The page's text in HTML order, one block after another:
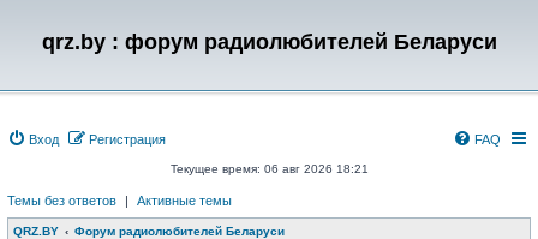
qrz.by : форум радиолюбителей Беларуси
Вход Регистрация FAQ
Текущее время: 06 авг 2026 18:21
Темы без ответов | Активные темы
QRZ.BY Форум радиолюбителей Беларуси